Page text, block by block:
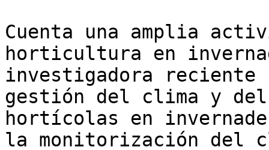
Cuenta una amplia
horticultura en
investigadora reciente
gestión del clima y
hortícolas en
la monitorización del